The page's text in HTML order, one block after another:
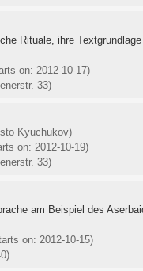
Rituale, ihre
on: 2012-10-17)
33)
Kyuchukov)
on: 2012-10-19)
33)
am Beispiel des
on: 2012-10-15)